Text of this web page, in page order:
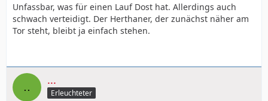
Unfassbar, was für einen Lauf Dost hat. Allerdings auch
schwach verteidigt. Der Herthaner, der zunächst näher am
Tor steht, bleibt ja einfach stehen.
...
Erleuchteter